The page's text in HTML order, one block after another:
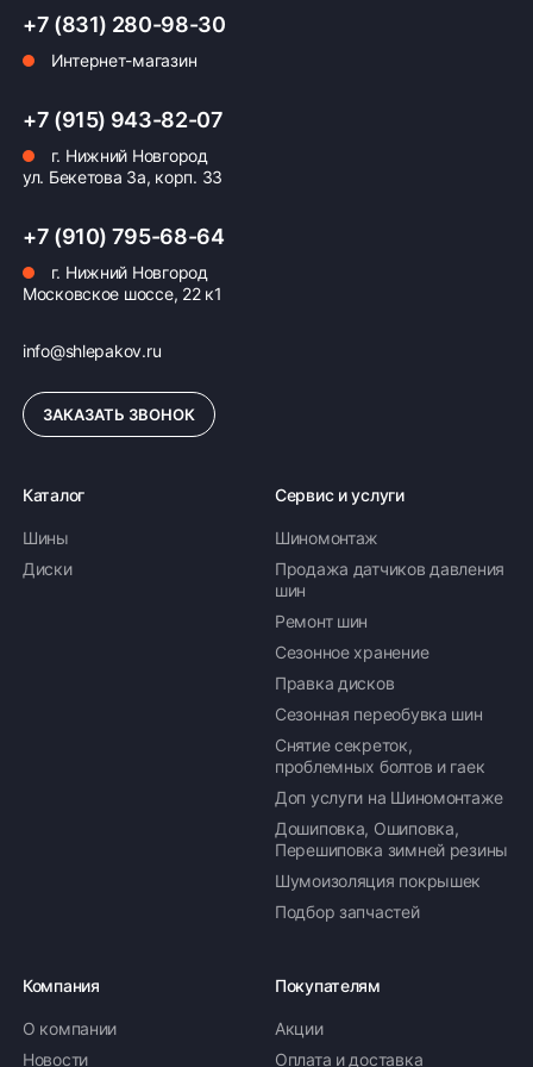
Оплата заказа
Возможна картой, наличными при получении,
формирование счёта для Юр.Лица
+7 (831) 280-98-30
Интернет-магазин
+7 (915) 943-82-07
г. Нижний Новгород
ул. Бекетова 3а, корп. 33
+7 (910) 795-68-64
г. Нижний Новгород
Московское шоссе, 22 к1
info@shlepakov.ru
ЗАКАЗАТЬ ЗВОНОК
Каталог
Шины
Диски
Сервис и услуги
Шиномонтаж
Продажа датчиков давления
шин
Ремонт шин
Сезонное хранение
Правка дисков
Сезонная переобувка шин
Снятие секреток,
проблемных болтов и гаек
Доп услуги на Шиномонтаже
Дошиповка, Ошиповка,
Перешиповка зимней резины
Шумоизоляция покрышек
Подбор запчастей
Компания
О компании
Новости
Покупателям
Акции
Оплата и доставка